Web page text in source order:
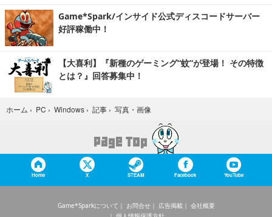
Game*Spark/インサイド公式ディスコードサーバー
好評稼働中！
【大喜利】『新種のゲーミング“蚊”が登場！ その特徴
とは？』回答募集中！
ホーム › PC › Windows › 記事 › 写真・画像
Home X STEAM Facebook YouTube
Game*Sparkについて お問合せ 広告掲載
会社概要